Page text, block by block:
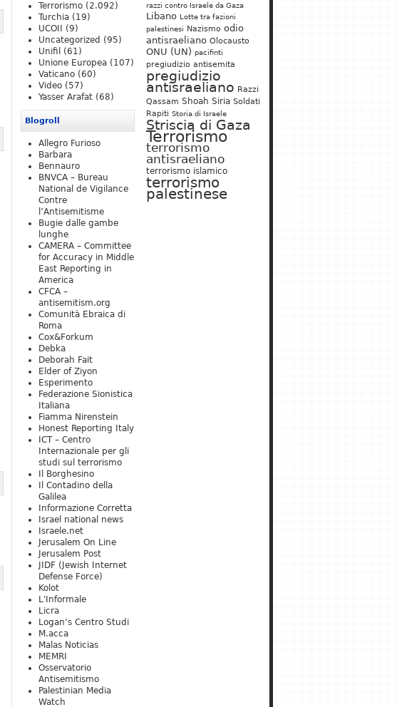
razzi contro Israele da Gaza
Libano Lotte tra fazioni
palestinesi Nazismo odio
antisraeliano Olocausto
ONU (UN) pacifinti
pregiudizio antisemita
pregiudizio
antisraeliano Razzi
Qassam Shoah Siria Soldati
Rapiti Storia di Israele
Striscia di Gaza
Terrorismo
terrorismo
antisraeliano
terrorismo islamico
terrorismo
palestinese
Terrorismo (2.092)
Turchia (19)
UCOII
(9)
Uncategorized (95)
Unifil
(61)
Unione Europea (107)
Vaticano (60)
Video (57)
Yasser Arafat (68)
Blogroll
Allegro Furioso
Barbara
Bennauro
BNVCA – Bureau
National de Vigilance
Contre
l’Antisemitisme
Bugie dalle gambe
lunghe
CAMERA – Committee
for Accuracy in Middle
East Reporting in
America
CFCA –
antisemitism.org
Comunità Ebraica di
Roma
Cox&Forkum
Debka
Deborah Fait
Elder of Ziyon
Esperimento
Federazione Sionistica
Italiana
Fiamma Nirenstein
Honest Reporting Italy
ICT – Centro
Internazionale per gli
studi sul terrorismo
Il Borghesino
Il Contadino della
Galilea
Informazione Corretta
Israel national news
Israele.net
Jerusalem On Line
Jerusalem Post
JIDF (Jewish Internet
Defense Force)
Kolot
L'Informale
Licra
Logan’s Centro Studi
M.acca
Malas Noticias
MEMRI
Osservatorio
Antisemitismo
Palestinian Media
Watch